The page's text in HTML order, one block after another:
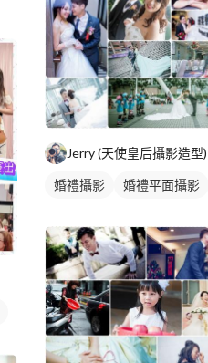
婚禮攝影 婚禮平面攝影